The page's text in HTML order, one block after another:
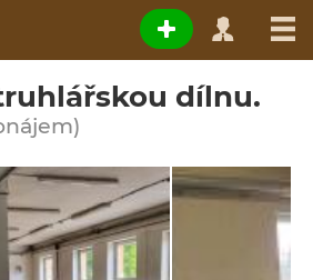
dílnu.